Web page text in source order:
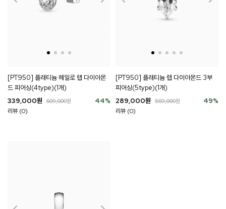
[PT950] 플래티늄 헤일로 랩 다이아몬
드 피어싱(4type)(1개)
44%
339,000원 609,000원
리뷰 (0)
[PT950] 플래티늄 랩 다이아몬드 3부
피어싱(5type)(1개)
49%
289,000원 569,000원
리뷰 (0)